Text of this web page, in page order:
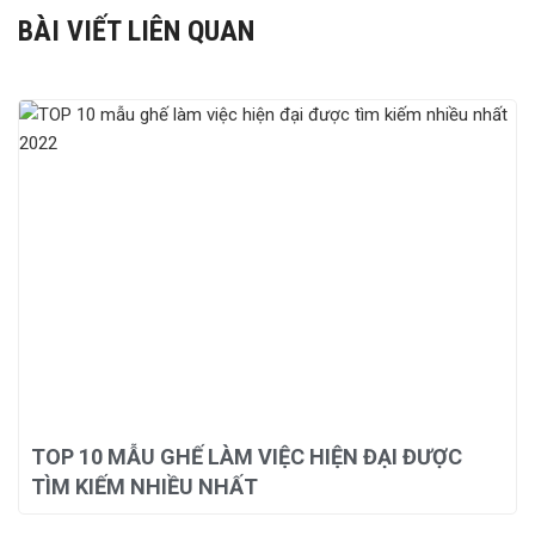
BÀI VIẾT LIÊN QUAN
TOP 10 MẪU GHẾ LÀM VIỆC HIỆN ĐẠI ĐƯỢC
TÌM KIẾM NHIỀU NHẤT